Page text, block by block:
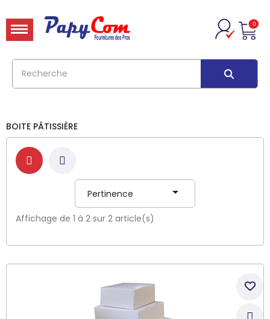
0
BOITE PÂTISSIÈRE
Pertinence 
Affichage de 1 à 2 sur 2 article(s)